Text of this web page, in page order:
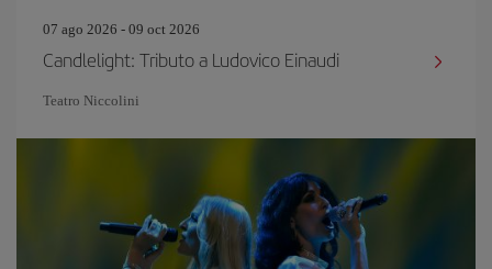
07 ago 2026 - 09 oct 2026
Candlelight: Tributo a Ludovico Einaudi
Teatro Niccolini